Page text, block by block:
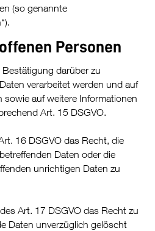
(so genannte
Personen
darüber zu
verarbeitet werden und auf
auf weitere Informationen
Art. 15 DSGVO.
16 DSGVO das Recht, die
Daten oder die
unrichtigen Daten zu
Art. 17 DSGVO das Recht zu
Daten unverzüglich gelöscht